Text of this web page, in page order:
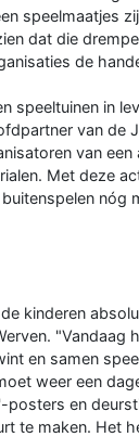
speelmaatjes
dat die
de
speeltuinen in
van de
van
Met deze
nóg
kinderen
"Vandaag
en samen
weer een
en
te maken. Het